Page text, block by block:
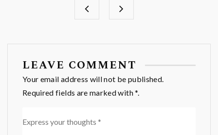
LEAVE COMMENT
Your email address will not be published.
Required fields are marked with *.